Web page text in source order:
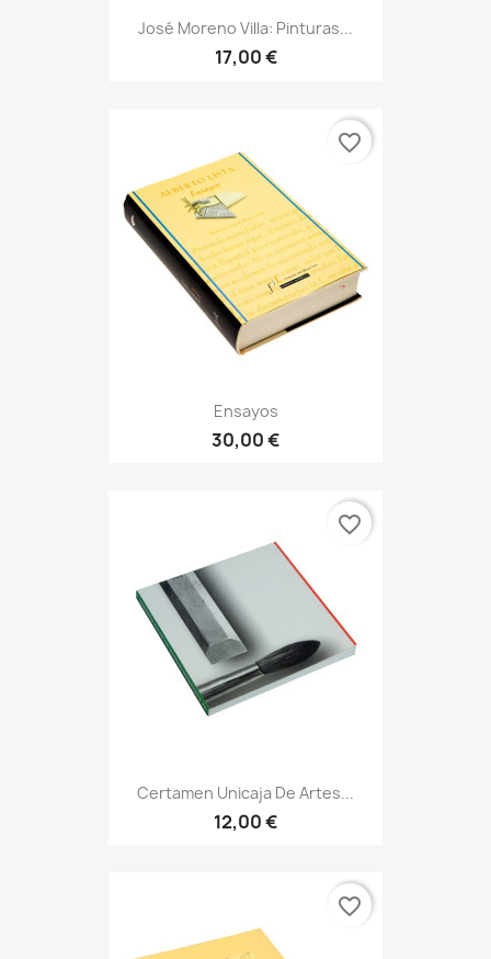
José Moreno Villa: Pinturas...
17,00 €
Ensayos
30,00 €
favorite_border
Certamen Unicaja De Artes...
12,00 €
favorite_border
favorite_border